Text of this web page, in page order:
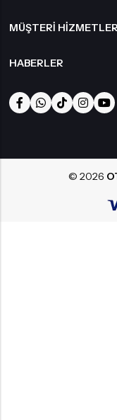
MÜŞTERI
HABERLER
© 2026